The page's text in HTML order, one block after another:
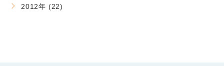
2012年 (22)